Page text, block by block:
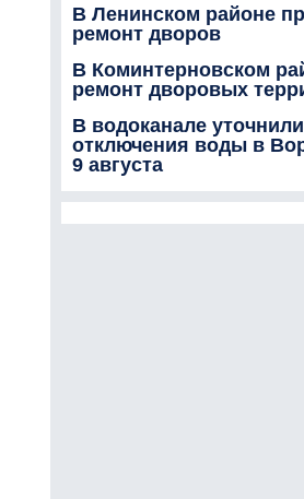
В Ленинском районе
ремонт дворов
В Коминтерновском
ремонт дворовых
В водоканале
отключения воды в
9 августа